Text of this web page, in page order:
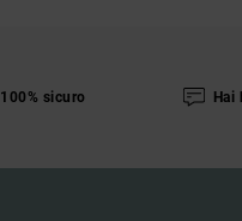
sicuro Hai